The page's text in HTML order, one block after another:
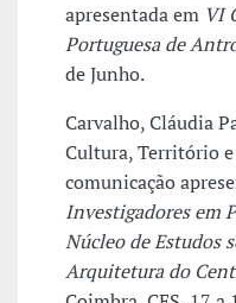
apresentada em VI
Portuguesa de
de Junho.
Carvalho, Cláudia
Cultura, Território
comunicação
Investigadores em
Núcleo de Estudos
Arquitetura do